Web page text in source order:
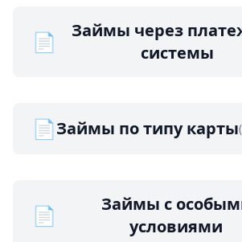
📄
Займы через
системы
📄Займы по типу карты
📄
Займы с
условиями